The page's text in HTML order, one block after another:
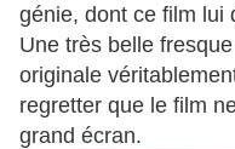
génie, dont ce film lui
Une très belle
originale
regretter que le film
grand écran.